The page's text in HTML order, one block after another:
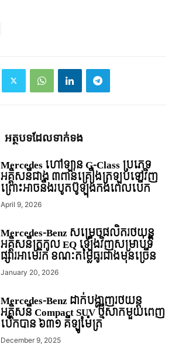
អត្ថបទ​ដែល​ទាក់ទង
Mercedes ហៅឡាន G-Class ប្រភេទ
អគ្គិសនីជាង ៣ពាន់គ្រឿងត្រឡប់ទៅវិញ
ព្រោះអាចនឹងរបូតប៊ូឡុងកង់ពេលបើក
April 9, 2026
Mercedes-Benz សម្រេចផលិតរថយន្ដ
អគ្គិសនីត្រកូល EQ ឡើងវិញសម្រាប់ទី
ផ្សារអាមេរិក ខណៈតម្លៃធូរជាងមុនច្រើន
January 20, 2026
Mercedes-Benz ដាក់បង្ហាញរថយន្ដ
អគ្គិសនី Compact SUV ថ្មីសាកមួយពេញ
បើកបាន ៦៣១ គីឡូម៉ែត្រ
December 9, 2025